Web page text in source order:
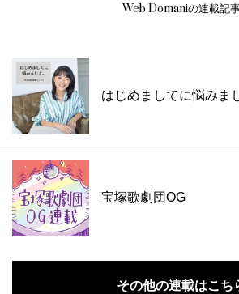
Web Domaniの連載記
はじめましてに悩みま
宝塚歌劇団OG
その他の連載はこち